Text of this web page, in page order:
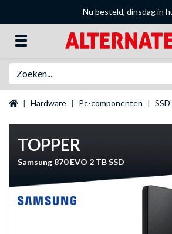
Nu besteld, dinsdag in
Startpagina
Hardware Pc-componenten
TOPPER
Samsung 870 EVO 2 TB SSD